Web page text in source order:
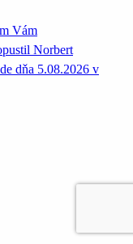
Vám
Norbert
dňa 5.08.2026 v